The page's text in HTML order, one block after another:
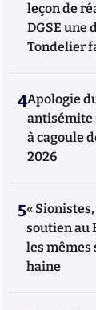
leçon de
DGSE une
Tondelier
4Apologie
antisémite
à cagoule
2026
5« Sionistes,
soutien au
les mêmes
haine